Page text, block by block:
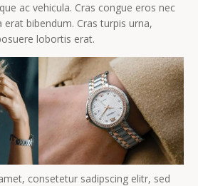
ac vehicula. Cras congue eros nec
bibendum. Cras turpis urna,
lobortis erat.
consetetur sadipscing elitr, sed